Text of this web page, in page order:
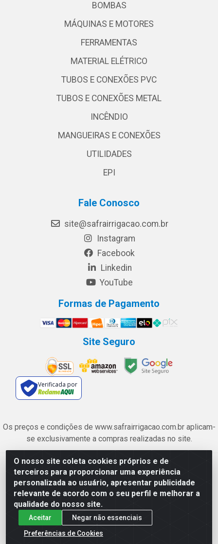
O nosso site coleta cookies próprios e de
terceiros para proporcionar uma experiência
personalizada ao usuário, apresentar publicidade
relevante de acordo com o seu perfil e melhorar a
qualidade do nosso site.
Aceitar
Negar não essenciais
Preferências de Cookies
BOMBAS
MÁQUINAS E MOTORES
FERRAMENTAS
MATERIAL ELÉTRICO
TUBOS E CONEXÕES PVC
TUBOS E CONEXÕES METAL
INCÊNDIO
MANGUEIRAS E CONEXÕES
UTILIDADES
EPI
Fale Conosco
site@safrairrigacao.com.br
Instagram
Facebook
Linkedin
YouTube
Formas de Pagamento
Site Seguro
Verificada por
Os preços e condições de www.safrairrigacao.com.br aplicam-
se exclusivamente a compras realizadas no site.
Safra Agrícola e Pecuária LTDA - Avenida Castelo Branco, 5330 -
Esplanada dos Anicuns, Goiânia/GO - CEP 74.433-205 - CNPJ
06.315.490/0001-00